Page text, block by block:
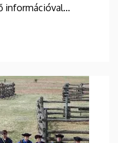
információval